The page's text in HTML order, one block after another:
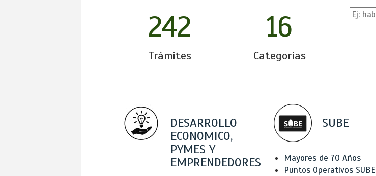
242
Trámites
16
Categorías
DESARROLLO
ECONOMICO,
PYMES Y
EMPRENDEDORES
SUBE
Mayores de 70 Años
Puntos Operativos SUBE